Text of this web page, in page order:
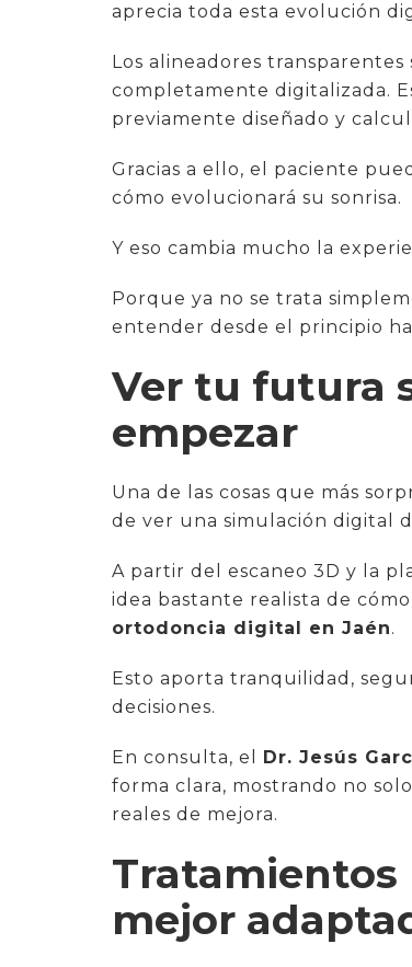
aprecia toda esta evolución
Los alineadores
completamente digitalizada.
previamente diseñado y
Gracias a ello, el paciente
cómo evolucionará su sonrisa.
Y eso cambia mucho la
Porque ya no se trata
entender desde el principio
Ver tu futura
empezar
Una de las cosas que más
de ver una simulación digital
A partir del escaneo 3D y la
idea bastante realista de
ortodoncia digital en Jaén.
Esto aporta tranquilidad,
decisiones.
En consulta, el Dr. Jesús
forma clara, mostrando no
reales de mejora.
Tratamientos
mejor